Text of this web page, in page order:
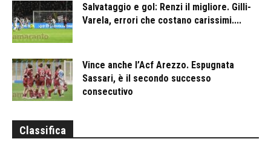
Salvataggio e gol: Renzi il migliore. Gilli-
Varela, errori che costano carissimi....
Vince anche l’Acf Arezzo. Espugnata
Sassari, è il secondo successo
consecutivo
Classifica